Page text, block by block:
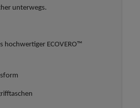
unterwegs.
hochwertiger ECOVERO™